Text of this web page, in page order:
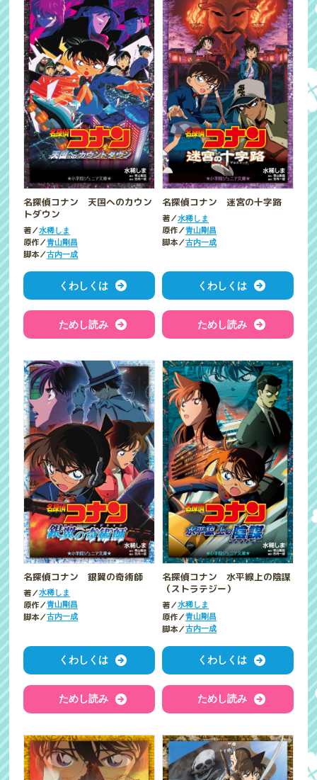
名探偵コナン 天国へのカウン
トダウン
著／水稀しま
原作／青山剛昌
脚本／古内一成
くわしくは
ためし読み
名探偵コナン 迷宮の十字路
著／水稀しま
原作／青山剛昌
脚本／古内一成
くわしくは
ためし読み
名探偵コナン 銀翼の奇術師
著／水稀しま
原作／青山剛昌
脚本／古内一成
くわしくは
ためし読み
名探偵コナン 水平線上の陰謀
（ストラテジー）
著／水稀しま
原作／青山剛昌
脚本／古内一成
くわしくは
ためし読み